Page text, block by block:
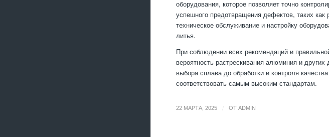
оборудования, которое позволяет точно
успешного предотвращения дефектов, таких
техническое обслуживание и настройку
литья.
При соблюдении всех рекомендаций и
вероятность растрескивания алюминия и
выбора сплава до обработки и контроля
соответствовать самым высоким стандартам.
22 МАРТА, 2025 ОТ ADMIN